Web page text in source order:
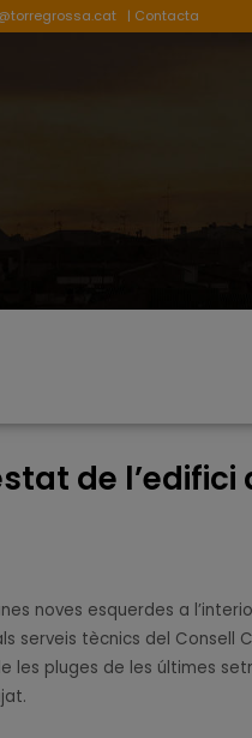
| Contacta
de l’edifici
noves esquerdes a
serveis tècnics del Consell
pluges de les últimes